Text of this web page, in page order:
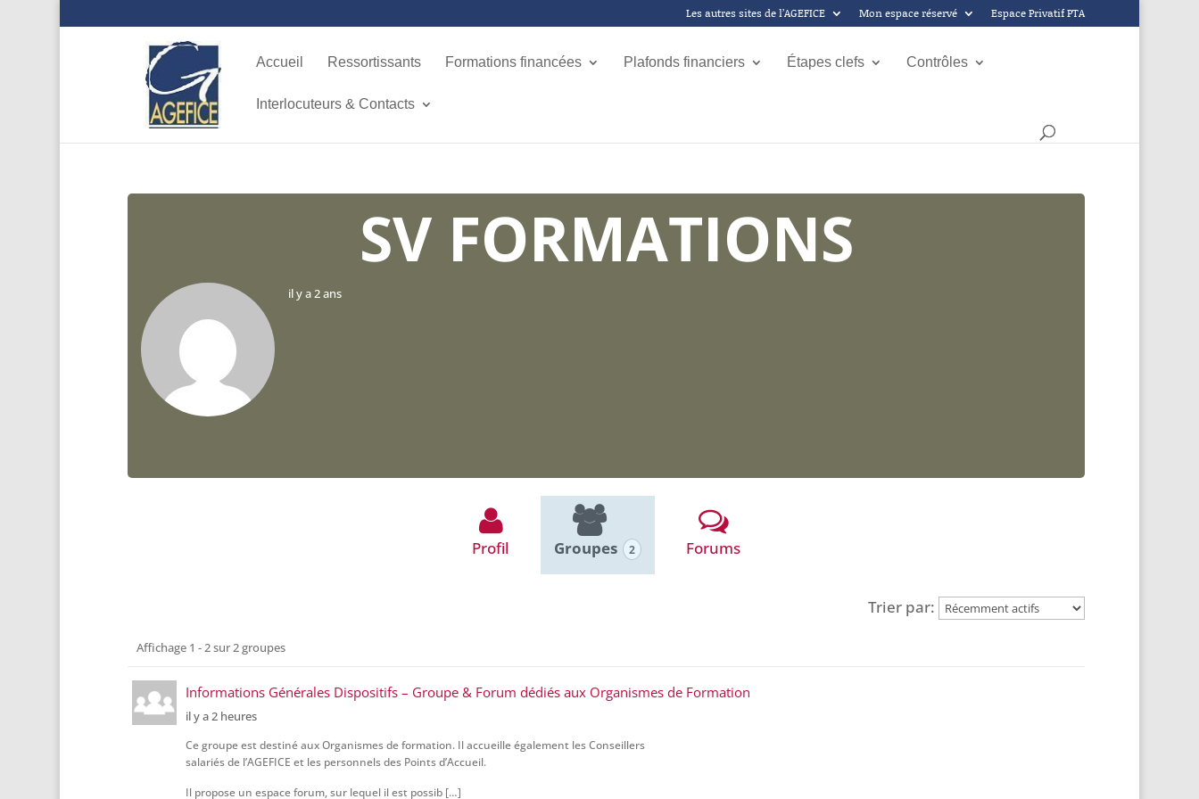
Les autres sites de l’AGEFICE Mon espace réservé Espace Privatif PTA
Accueil Ressortissants Formations financées Plafonds financiers Étapes clefs Contrôles
Interlocuteurs & Contacts
SV FORMATIONS
il y a 2 ans
Profil Groupes 2 Forums
Trier par:
Groupes
membre
Affichage 1 - 2 sur 2 groupes
Informations Générales Dispositifs – Groupe & Forum dédiés aux Organismes de Formation
il y a 2 heures
Ce groupe est destiné aux Organismes de formation. Il accueille également les Conseillers
salariés de l’AGEFICE et les personnels des Points d’Accueil.
Il propose un espace forum, sur lequel il est possib […]